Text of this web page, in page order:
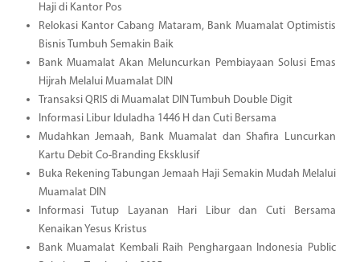
Haji di Kantor Pos
Relokasi Kantor Cabang Mataram, Bank Muamalat Optimistis
Bisnis Tumbuh Semakin Baik
Bank Muamalat Akan Meluncurkan Pembiayaan Solusi Emas
Hijrah Melalui Muamalat DIN
Transaksi QRIS di Muamalat DIN Tumbuh Double Digit
Informasi Libur Iduladha 1446 H dan Cuti Bersama
Mudahkan Jemaah, Bank Muamalat dan Shafira Luncurkan
Kartu Debit Co-Branding Eksklusif
Buka Rekening Tabungan Jemaah Haji Semakin Mudah Melalui
Muamalat DIN
Informasi Tutup Layanan Hari Libur dan Cuti Bersama
Kenaikan Yesus Kristus
Bank Muamalat Kembali Raih Penghargaan Indonesia Public